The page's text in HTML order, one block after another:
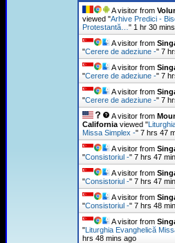
A visitor from
viewed "Arhive Predici -
Protestantă… " 1 hr 30
A visitor from
"Cerere de adeziune -" 7
A visitor from
"Cerere de adeziune -" 7
A visitor from
"Cerere de adeziune -" 7
A visitor from
Californiaviewed "
Missa Simplex -" 7 hrs 47
A visitor from
"Consistoriul -" 7 hrs 47
A visitor from
"Consistoriul -" 7 hrs 47
A visitor from
"Consistoriul -" 7 hrs 48
A visitor from
"Liturghia Evanghelică
hrs 48 mins ago